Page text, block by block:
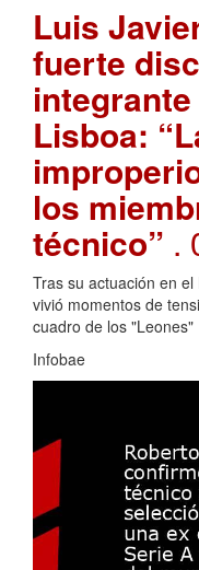
Luis
fuerte
Lisboa:
los
técnico” .
Tras su actuación en
vivió momentos de
cuadro de los "Leones"
Infobae